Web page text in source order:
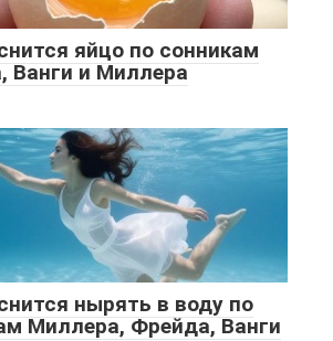
яйцо по сонникам
Ванги и Миллера
нырять в воду по
Миллера, Фрейда, Ванги